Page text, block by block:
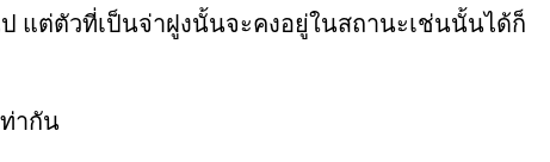
แต่ตัวที่เป็นจ่าฝูงนั้นจะคงอยู่ในสถานะเช่นนั้นได้ก็
ากัน